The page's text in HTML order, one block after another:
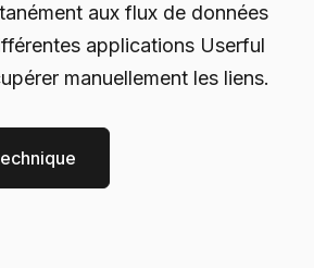
aux flux de données
applications Userful
manuellement les liens.